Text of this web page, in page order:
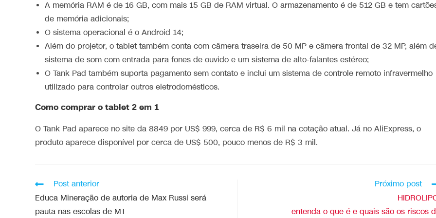
A memória RAM é de 16 GB, com mais 15 GB de RAM virtual. O armazenamento é de 512 GB e tem
de memória adicionais;
O sistema operacional é o Android 14;
Além do projetor, o tablet também conta com câmera traseira de 50 MP e câmera frontal de 32 MP, além
sistema de som com entrada para fones de ouvido e um sistema de alto-falantes estéreo;
O Tank Pad também suporta pagamento sem contato e inclui um sistema de controle remoto infravermelho
utilizado para controlar outros eletrodomésticos.
Como comprar o tablet 2 em 1
O Tank Pad aparece no site da 8849 por US$ 999, cerca de R$ 6 mil na cotação atual. Já no AliExpress, o
produto aparece disponível por cerca de US$ 500, pouco menos de R$ 3 mil.
Post anterior
Educa Mineração de autoria de Max Russi será
pauta nas escolas de MT
Próximo post
entenda o que é e quais são os riscos